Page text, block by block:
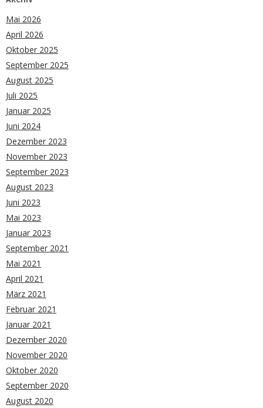
Mai 2026
April 2026
Oktober 2025
September 2025
August 2025
Juli 2025
Januar 2025
Juni 2024
Dezember 2023
November 2023
September 2023
August 2023
Juni 2023
Mai 2023
Januar 2023
September 2021
Mai 2021
April 2021
März 2021
Februar 2021
Januar 2021
Dezember 2020
November 2020
Oktober 2020
September 2020
August 2020